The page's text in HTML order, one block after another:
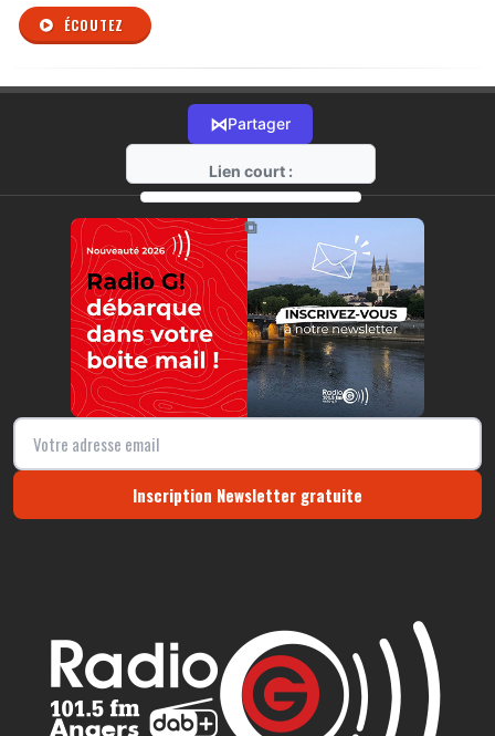
ÉCOUTEZ
⋈Partager
Lien court :
https://radio-g.fr?r122
⧉
Inscription Newsletter gratuite